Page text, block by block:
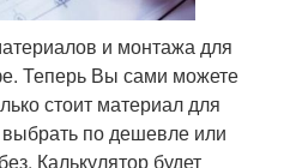
и монтажа для
Теперь Вы сами можете
стоит материал для
по дешевле или
Калькулятор будет